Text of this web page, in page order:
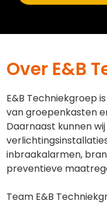
Over E&B
E&B Techniekgroep
van groepenkasten
Daarnaast kunnen
inbraakalarmen,
preventieve
Team E&B